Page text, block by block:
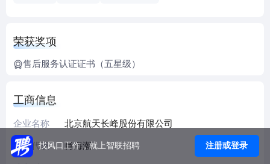
网络电源与新能源、专用特种电源、红外光电产品等多个业
务领域，拥有完备的资质和丰富的业绩，是国内外具有较强
影响力的集顶层规划设计、复杂工程实施、高端装备制造为
会、上海世博会为代表的的大型安保科技系统建设和保障任
体”、“上海世博会先进集体”等荣誉。
航天长峰围绕航天科工集团“一个目标三步走”中长期发展战略
目标及“一三四五五”发展思路，立足推动建设航天二院“双一
荣获奖项
售后服务认证证书（五星级）
工商信息
企业名称 北京航天长峰股份有限公司
法人代表 肖海潮
找风口工作，就上智联招聘 注册或登录